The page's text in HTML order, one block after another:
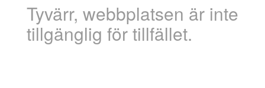
Tyvärr, webbplatsen är inte
tillgänglig för tillfället.